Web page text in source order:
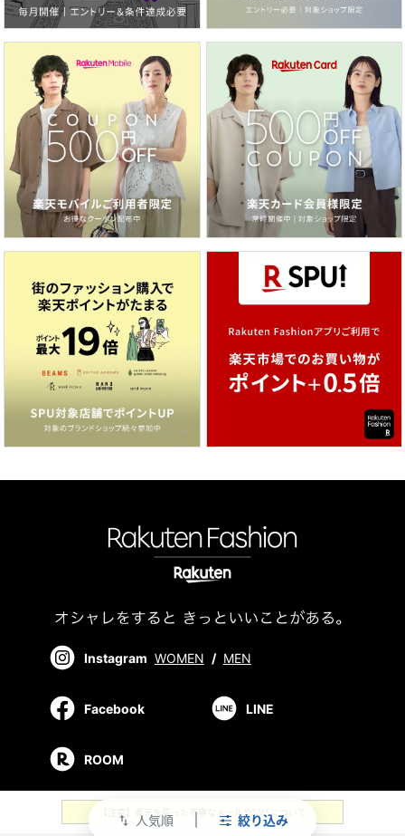
swap_vert 人気順 絞り込み
Instagram WOMEN / MEN
Facebook LINE
ROOM
【注意】楽天を装った不審なメールやSMSについて